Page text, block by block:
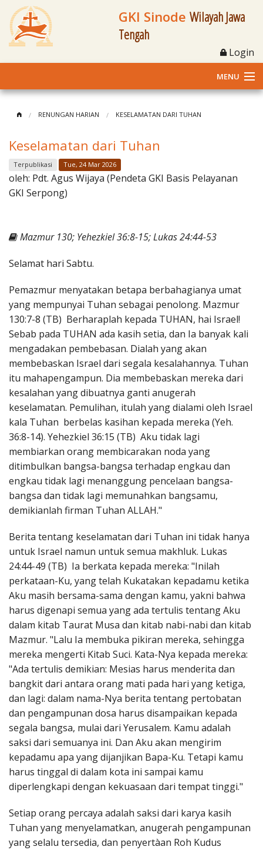
GKI Sinode Wilayah Jawa
Tengah
Login
MENU
Klasis dan Jemaat
Berita Kegiatan
Materi
RENUNGAN HARIAN KESELAMATAN DARI TUHAN
Keselamatan dari Tuhan
Terpublikasi Tue, 24 Mar 2026
oleh: Pdt. Agus Wijaya (Pendeta GKI Basis Pelayanan
GKI Serpong)
Mazmur 130; Yehezkiel 36:8-15; Lukas 24:44-53
Selamat hari Sabtu.
Pemazmur menyatakan betapa berbahagianya umat
yang mempunyai Tuhan sebagai penolong. Mazmur
130:7-8 (TB) Berharaplah kepada TUHAN, hai Israel!
Sebab pada TUHAN ada kasih setia, dan Ia banyak kali
mengadakan pembebasan. Dialah yang akan
membebaskan Israel dari segala kesalahannya. Tuhan
itu mahapengampun. Dia membebaskan mereka dari
kesalahan yang dibuatnya ganti anugerah
keselamatan. Pemulihan, itulah yang dialami oleh Israel
kala Tuhan berbelas kasihan kepada mereka (Yeh.
36:8-14). Yehezkiel 36:15 (TB) Aku tidak lagi
membiarkan orang membicarakan noda yang
ditimbulkan bangsa-bangsa terhadap engkau dan
engkau tidak lagi menanggung pencelaan bangsa-
bangsa dan tidak lagi memunahkan bangsamu,
demikianlah firman Tuhan ALLAH."
Berita tentang keselamatan dari Tuhan ini tidak hanya
untuk Israel namun untuk semua makhluk. Lukas
24:44-49 (TB) Ia berkata kepada mereka: "Inilah
perkataan-Ku, yang telah Kukatakan kepadamu ketika
Aku masih bersama-sama dengan kamu, yakni bahwa
harus digenapi semua yang ada tertulis tentang Aku
dalam kitab Taurat Musa dan kitab nabi-nabi dan kitab
Mazmur. "Lalu Ia membuka pikiran mereka, sehingga
mereka mengerti Kitab Suci. Kata-Nya kepada mereka:
"Ada tertulis demikian: Mesias harus menderita dan
bangkit dari antara orang mati pada hari yang ketiga,
dan lagi: dalam nama-Nya berita tentang pertobatan
dan pengampunan dosa harus disampaikan kepada
segala bangsa, mulai dari Yerusalem. Kamu adalah
saksi dari semuanya ini. Dan Aku akan mengirim
kepadamu apa yang dijanjikan Bapa-Ku. Tetapi kamu
harus tinggal di dalam kota ini sampai kamu
diperlengkapi dengan kekuasaan dari tempat tinggi."
Setiap orang percaya adalah saksi dari karya kasih
Tuhan yang menyelamatkan, anugerah pengampunan
yang selalu tersedia, dan penyertàan Roh Kudus